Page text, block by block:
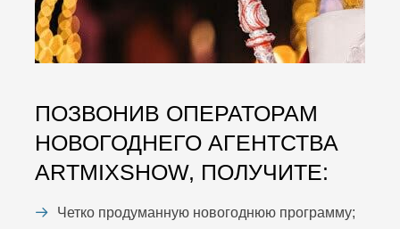
ПОЗВОНИВ ОПЕРАТОРАМ
НОВОГОДНЕГО АГЕНТСТВА
ARTMIXSHOW, ПОЛУЧИТЕ:
Четко продуманную новогоднюю программу;